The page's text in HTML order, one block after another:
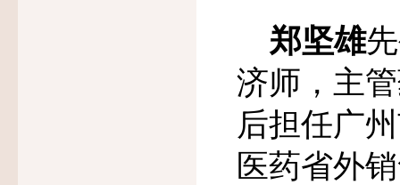
郑坚雄
济师，主
后担任广
医药省外